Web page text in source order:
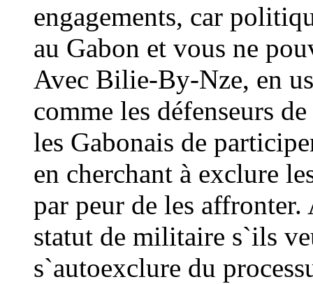
engagements, car
au Gabon et vous ne
Avec Bilie-By-Nze, en
comme les défenseurs
les Gabonais de
en cherchant à exclure
par peur de les affronter.
statut de militaire s`ils
s`autoexclure du